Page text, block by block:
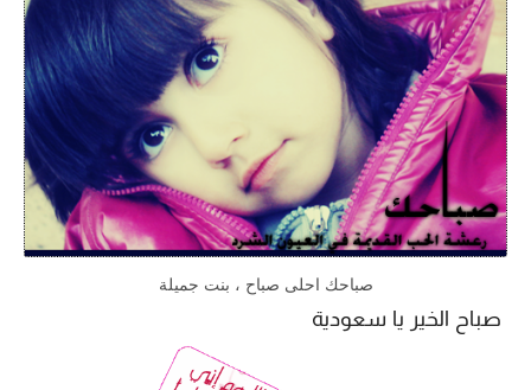
صباحك احلى صباح ، بنت جميلة
صباح الخير يا سعودية